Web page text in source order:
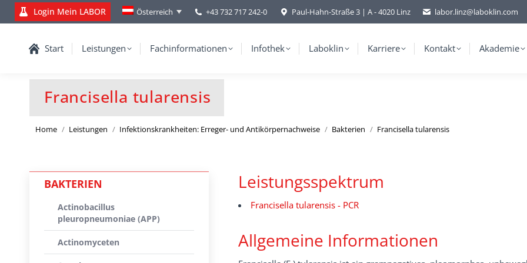
Login Mein LABOR Österreich +43 732 717 242-0 Paul-Hahn-Straße 3 | A - 4020 Linz labor.linz@laboklin.com
Start Leistungen Fachinformationen Infothek Laboklin Karriere Kontakt Akademie
Francisella tularensis
Home Leistungen Infektionskrankheiten: Erreger- und Antikörpernachweise Bakterien Francisella tularensis
Leistungsspektrum
Francisella tularensis - PCR
Allgemeine Informationen
BAKTERIEN
Actinobacillus
pleuropneumoniae (APP)
Actinomyceten